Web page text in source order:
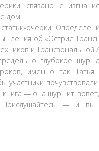
связано с
дом….
очерки:
об «Острие
и Трансзональной
глубокое
именно так
участники
книга — она шуршит,
Прислушайтесь — и